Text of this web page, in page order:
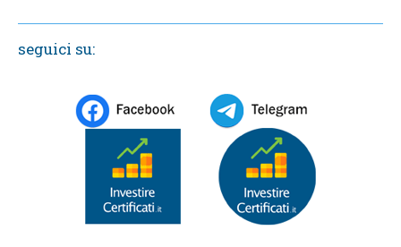
seguici su: